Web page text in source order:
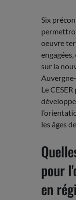
Six
oeuvre
sur la
Le
les âges
pour
en